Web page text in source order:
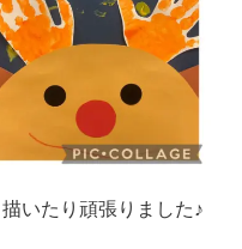
いたり頑張りました♪